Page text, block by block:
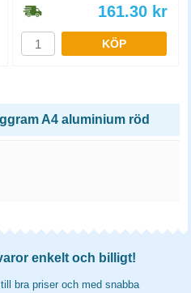
161.30 kr
KÖP
A4 aluminium röd
enkelt och billigt!
bra priser och med snabba